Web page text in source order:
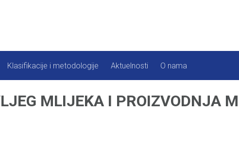
Klasifikacije i metodologije Aktuelnosti O nama
MLIJEKA I PROIZVODNJA